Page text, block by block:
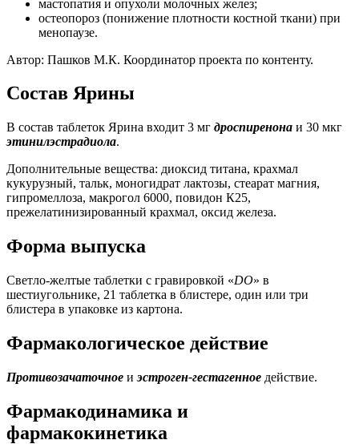
мастопатия и опухоли молочных желез;
остеопороз (понижение плотности костной ткани) при
менопаузе.
Автор: Пашков М.К. Координатор проекта по контенту.
Состав Ярины
В состав таблеток Ярина входит 3 мг дроспиренона и 30 мкг
этинилэстрадиола.
Дополнительные вещества: диоксид титана, крахмал
кукурузный, тальк, моногидрат лактозы, стеарат магния,
гипромеллоза, макрогол 6000, повидон К25,
прежелатинизированный крахмал, оксид железа.
Форма выпуска
Светло-желтые таблетки с гравировкой «DO» в
шестиугольнике, 21 таблетка в блистере, один или три
блистера в упаковке из картона.
Фармакологическое действие
Противозачаточное иэстроген-гестагенное действие.
Фармакодинамика и
фармакокинетика